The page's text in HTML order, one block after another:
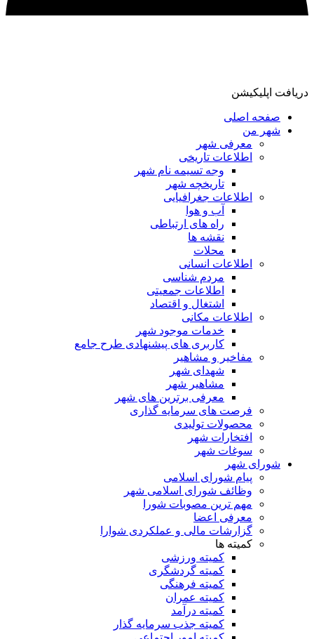
دریافت اپلیکیشن
صفحه اصلی
شهر من
معرفی شهر
اطلاعات تاریخی
وجه تسیمه نام شهر
تاریخچه شهر
اطلاعات جغرافیایی
آب و هوا
راه های ارتباطی
نقشه ها
محلات
اطلاعات انسانی
مردم شناسی
اطلاعات جمعیتی
اشتغال و اقتصاد
اطلاعات مکانی
خدمات موجود شهر
کاربری های پیشنهادی طرح جامع
مفاخیر و مشاهیر
شهدای شهر
مشاهیر شهر
معرفی برترین های شهر
فرصت های سرمایه گذاری
محصولات تولیدی
افتخارات شهر
سوغات شهر
شورای شهر
پیام شورای اسلامی
وظائف شورای اسلامی شهر
مهم ترین مصوبات شورا
معرفی اعضا
گزارشات مالی و عملکردی شوارا
کمیته ها
کمیته ورزشی
کمیته گردشگری
کمیته فرهنگی
کمیته عمران
کمیته درآمد
کمیته جذب سرمایه گذار